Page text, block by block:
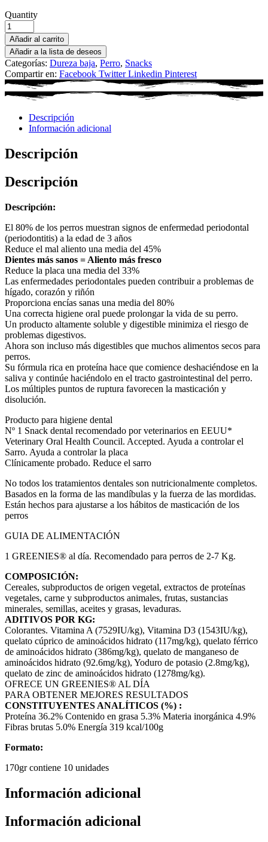
Quantity
Añadir al carrito
Añadir a la lista de deseos
Categorías: Dureza baja, Perro, Snacks
Compartir en: Facebook Twitter Linkedin Pinterest
Descripción
Información adicional
Descripción
Descripción
Descripción:
El 80% de los perros muestran signos de enfermedad periodontal
(periodontitis) a la edad de 3 años
Reduce el mal aliento una media del 45%
Dientes más sanos = Aliento más fresco
Reduce la placa una media del 33%
Las enfermedades periodontales pueden contribuir a problemas de
hígado, corazón y riñón
Proporciona encías sanas una media del 80%
Una correcta higiene oral puede prolongar la vida de su perro.
Un producto altamente soluble y digestible minimiza el riesgo de
problemas digestivos.
Ahora son incluso más digestibles que muchos alimentos secos para
perros.
Su fórmula rica en proteína hace que comience deshaciéndose en la
saliva y continúe haciéndolo en el tracto gastrointestinal del perro.
Los múltiples puntos de ruptura favorecen la masticación y
disolución.
Producto para higiene dental
Nº 1 Snack dental recomendado por veterinarios en EEUU*
Veterinary Oral Health Council. Accepted. Ayuda a controlar el
Sarro. Ayuda a controlar la placa
Clínicamente probado. Reduce el sarro
No todos los tratamientos dentales son nutricionalmente completos.
Basados en la forma de las mandíbulas y la fuerza de las mordidas.
Están hechos para ajustarse a los hábitos de masticación de los
perros
GUIA DE ALIMENTACIÓN
1 GREENIES® al día. Recomendado para perros de 2-7 Kg.
COMPOSICIÓN:
Cereales, subproductos de origen vegetal, extractos de proteínas
vegetales, carne y subproductos animales, frutas, sustancias
minerales, semillas, aceites y grasas, levaduras.
ADITIVOS POR KG:
Colorantes. Vitamina A (7529IU/kg), Vitamina D3 (1543IU/kg),
quelato cúprico de aminoácidos hidrato (117mg/kg), quelato férrico
de aminoácidos hidrato (386mg/kg), quelato de manganeso de
aminoácidos hidrato (92.6mg/kg), Yoduro de potasio (2.8mg/kg),
quelato de zinc de aminoácidos hidrato (1278mg/kg).
OFRECE UN GREENIES® AL DÍA
PARA OBTENER MEJORES RESULTADOS
CONSTITUYENTES ANALÍTICOS (%) :
Proteína 36.2% Contenido en grasa 5.3% Materia inorgánica 4.9%
Fibras brutas 5.0% Energía 319 kcal/100g
Formato:
170gr contiene 10 unidades
Información adicional
Información adicional